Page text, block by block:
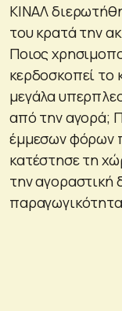
ΚΙΝΑΛ
του κρατά την
Ποιος
κερδοσκοπεί το
μεγάλα
από την αγορά;
έμμεσων φόρων
κατέστησε τη
την αγοραστική